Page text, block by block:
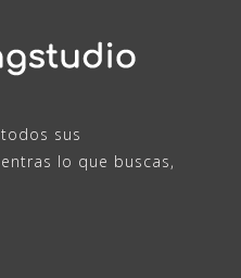
sus
lo que buscas,